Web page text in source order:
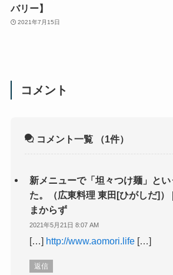
バリー】
2021年7月15日
コメント
コメント一覧 （1件）
新メニューで「坦々つけ麺」と
た。（広東料理 東田[ひがしだ]）
まからず
2021年5月21日 8:07 AM
[…] http://www.aomori.life […]
返信